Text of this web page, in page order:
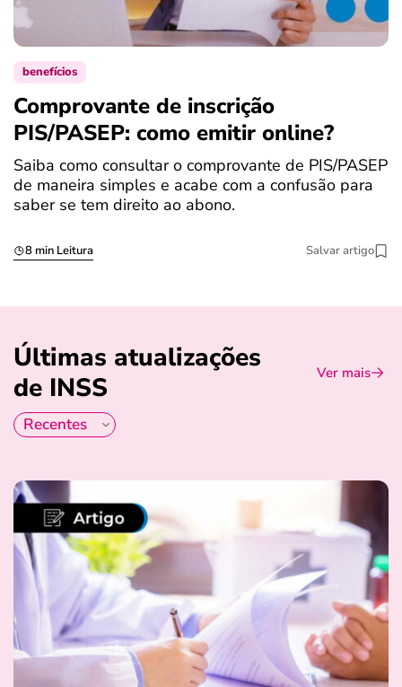
benefícios
Comprovante de inscrição
PIS/PASEP: como emitir online?
Saiba como consultar o comprovante de PIS/PASEP
de maneira simples e acabe com a confusão para
saber se tem direito ao abono.
8 min Leitura Salvar artigo
Últimas atualizações
de INSS
Ver mais